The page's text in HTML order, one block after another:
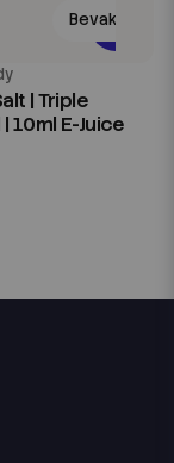
Bevaka
| Triple
10ml E-Juice